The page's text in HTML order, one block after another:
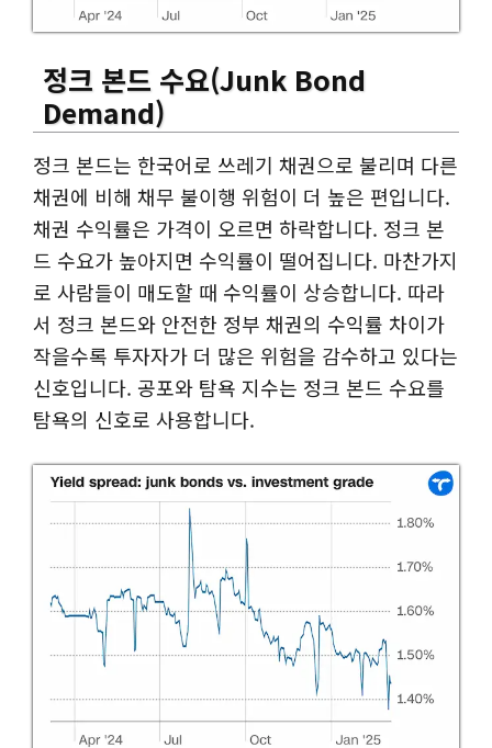
정크 본드 수요(Junk Bond
Demand)
정크 본드는 한국어로 쓰레기 채권으로 불리며 다른
채권에 비해 채무 불이행 위험이 더 높은 편입니다.
채권 수익률은 가격이 오르면 하락합니다. 정크 본
드 수요가 높아지면 수익률이 떨어집니다. 마찬가지
로 사람들이 매도할 때 수익률이 상승합니다. 따라
서 정크 본드와 안전한 정부 채권의 수익률 차이가
작을수록 투자자가 더 많은 위험을 감수하고 있다는
신호입니다. 공포와 탐욕 지수는 정크 본드 수요를
탐욕의 신호로 사용합니다.